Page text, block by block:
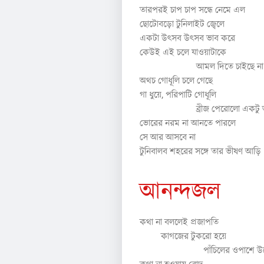
তারপরই চাপ চাপ সন্ধে নেমে এল
ছোটোবড়ো টুনিলাইট জ্বেলে
একটা উৎসব উৎসব ভাব করে
কেউই এই চলে যাওয়াটাকে
আমল দিতে চাইছে না
অথচ গোধূলি চলে গেছে
গা ধুয়ে, পরিপাটি গোধূলি
ব্রীজ পেরোলো একটু
ভোরের নরম না আনতে পারলে
সে আর আসবে না
টুনিবালব শহরের সঙ্গে তার ভীষণ আড়ি
আনন্দজল
কথা না বললেই প্রজাপতি
কাগজের টুকরো হয়ে
পাঁচিলের ওপাশে উড়ে